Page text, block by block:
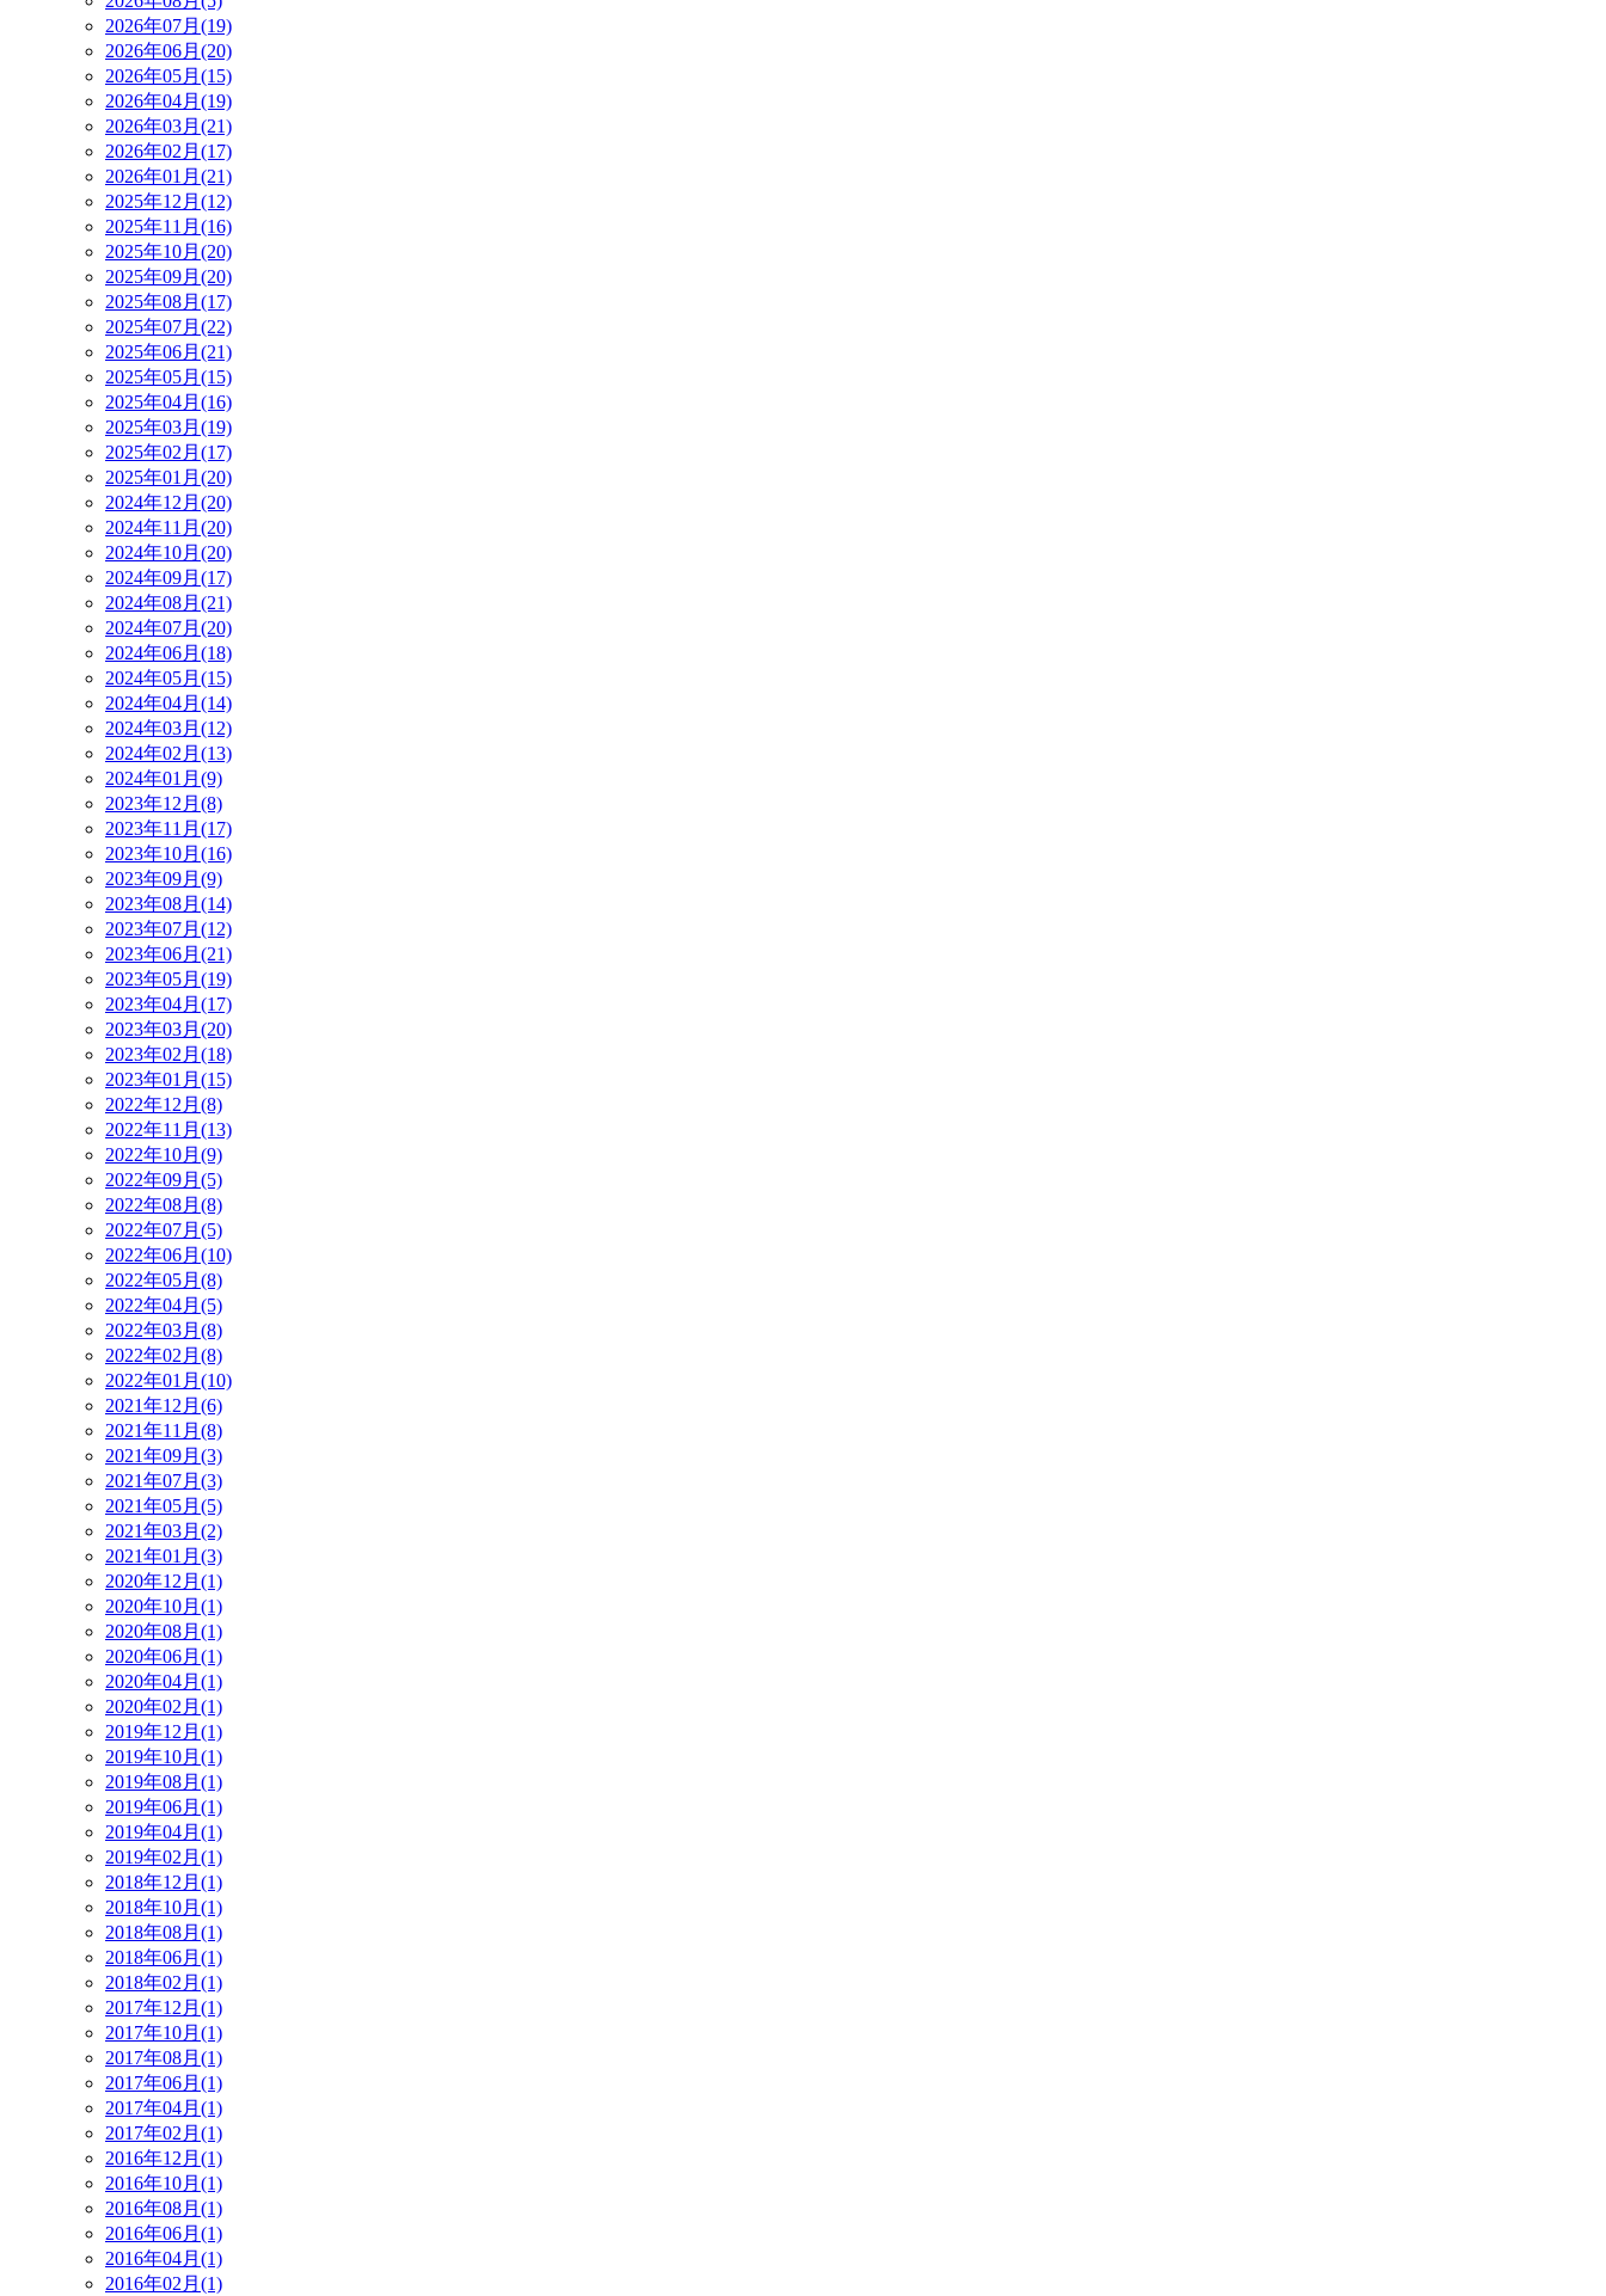
2026年07月(19)
2026年06月(20)
2026年05月(15)
2026年04月(19)
2026年03月(21)
2026年02月(17)
2026年01月(21)
2025年12月(12)
2025年11月(16)
2025年10月(20)
2025年09月(20)
2025年08月(17)
2025年07月(22)
2025年06月(21)
2025年05月(15)
2025年04月(16)
2025年03月(19)
2025年02月(17)
2025年01月(20)
2024年12月(20)
2024年11月(20)
2024年10月(20)
2024年09月(17)
2024年08月(21)
2024年07月(20)
2024年06月(18)
2024年05月(15)
2024年04月(14)
2024年03月(12)
2024年02月(13)
2024年01月(9)
2023年12月(8)
2023年11月(17)
2023年10月(16)
2023年09月(9)
2023年08月(14)
2023年07月(12)
2023年06月(21)
2023年05月(19)
2023年04月(17)
2023年03月(20)
2023年02月(18)
2023年01月(15)
2022年12月(8)
2022年11月(13)
2022年10月(9)
2022年09月(5)
2022年08月(8)
2022年07月(5)
2022年06月(10)
2022年05月(8)
2022年04月(5)
2022年03月(8)
2022年02月(8)
2022年01月(10)
2021年12月(6)
2021年11月(8)
2021年09月(3)
2021年07月(3)
2021年05月(5)
2021年03月(2)
2021年01月(3)
2020年12月(1)
2020年10月(1)
2020年08月(1)
2020年06月(1)
2020年04月(1)
2020年02月(1)
2019年12月(1)
2019年10月(1)
2019年08月(1)
2019年06月(1)
2019年04月(1)
2019年02月(1)
2018年12月(1)
2018年10月(1)
2018年08月(1)
2018年06月(1)
2018年02月(1)
2017年12月(1)
2017年10月(1)
2017年08月(1)
2017年06月(1)
2017年04月(1)
2017年02月(1)
2016年12月(1)
2016年10月(1)
2016年08月(1)
2016年06月(1)
2016年04月(1)
2016年02月(1)